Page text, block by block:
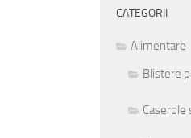
CATEGORII
Alimentare
Blistere
Caserole